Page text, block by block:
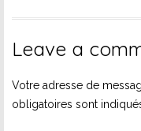
Leave a
Votre adresse de
obligatoires sont